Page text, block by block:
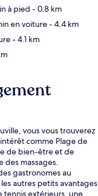
à pied - 0.8 km
en voiture- 4.4 km
- 4.1 km
vous vous trouverez
comme Plage de
de bien-être et de
des massages.
gastronomes au
autres petits avantages
extérieurs, une